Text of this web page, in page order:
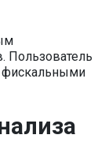
Пользователь
фискальными